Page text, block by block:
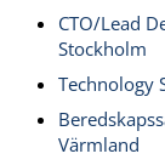
CTO/Lead
Stockholm
Technology
Värmland